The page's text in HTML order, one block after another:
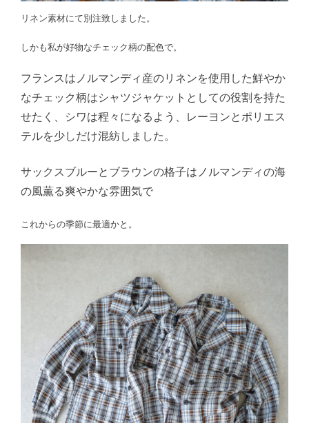
リネン素材にて別注致しました。
しかも私が好物なチェック柄の配色で。
フランスはノルマンディ産のリネンを使用した鮮やか
なチェック柄はシャツジャケットとしての役割を持た
せたく、シワは程々になるよう、レーヨンとポリエス
テルを少しだけ混紡しました。
サックスブルーとブラウンの格子はノルマンディの海
の風薫る爽やかな雰囲気で
これからの季節に最適かと。